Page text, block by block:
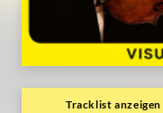
Deutsche
Tracklist anzeigen